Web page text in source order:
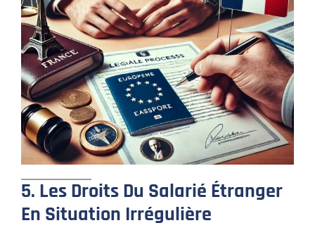
5. Les Droits Du Salarié Étranger
En Situation Irrégulière